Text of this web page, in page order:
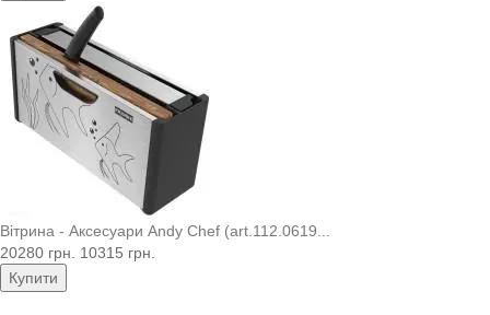
Вітрина - Аксесуари Andy Chef (art.112.0619...
20280 грн. 10315 грн.
Купити